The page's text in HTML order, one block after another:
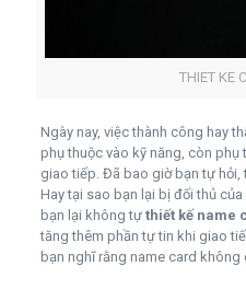
THIET KE
Ngày nay, việc thành công hay
phụ thuộc vào kỹ năng, còn
giao tiếp. Đã bao giờ bạn tự
Hay tại sao bạn lại bị đối thủ
bạn lại không tự thiết kế name
tăng thêm phần tự tin khi giao
bạn nghĩ rằng name card không